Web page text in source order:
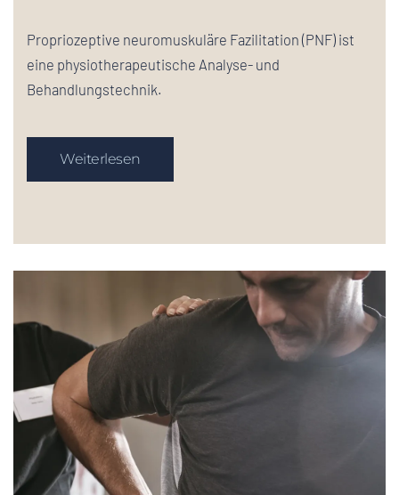
Propriozeptive neuromuskuläre Fazilitation (PNF) ist
eine physiotherapeutische Analyse- und
Behandlungstechnik.
Weiterlesen